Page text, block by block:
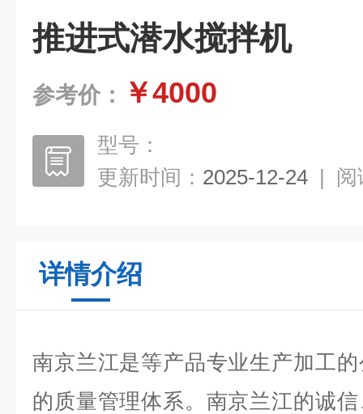
推进式潜水搅拌机
参考价： ￥4000
型号：
更新时间： 2025-12-24 | 阅
详情介绍
南京兰江是等产品专业生产加工
的质量管理体系。南京兰江的诚